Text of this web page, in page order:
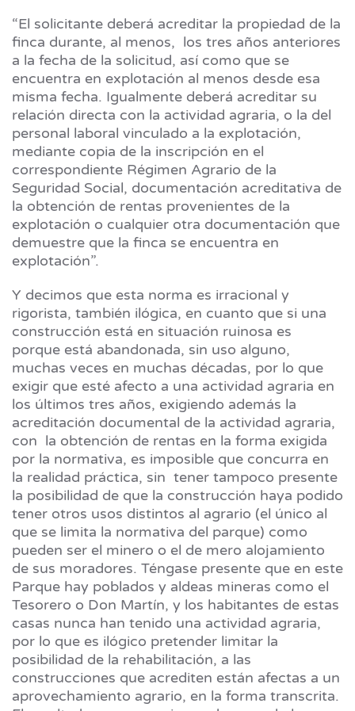
“El solicitante deberá acreditar la propiedad de la
finca durante, al menos, los tres años anteriores
a la fecha de la solicitud, así como que se
encuentra en explotación al menos desde esa
misma fecha. Igualmente deberá acreditar su
relación directa con la actividad agraria, o la del
personal laboral vinculado a la explotación,
mediante copia de la inscripción en el
correspondiente Régimen Agrario de la
Seguridad Social, documentación acreditativa de
la obtención de rentas provenientes de la
explotación o cualquier otra documentación que
demuestre que la finca se encuentra en
explotación”.
Y decimos que esta norma es irracional y
rigorista, también ilógica, en cuanto que si una
construcción está en situación ruinosa es
porque está abandonada, sin uso alguno,
muchas veces en muchas décadas, por lo que
exigir que esté afecto a una actividad agraria en
los últimos tres años, exigiendo además la
acreditación documental de la actividad agraria,
con la obtención de rentas en la forma exigida
por la normativa, es imposible que concurra en
la realidad práctica, sin tener tampoco presente
la posibilidad de que la construcción haya podido
tener otros usos distintos al agrario (el único al
que se limita la normativa del parque) como
pueden ser el minero o el de mero alojamiento
de sus moradores. Téngase presente que en este
Parque hay poblados y aldeas mineras como el
Tesorero o Don Martín, y los habitantes de estas
casas nunca han tenido una actividad agraria,
por lo que es ilógico pretender limitar la
posibilidad de la rehabilitación, a las
construcciones que acrediten están afectas a un
aprovechamiento agrario, en la forma transcrita.